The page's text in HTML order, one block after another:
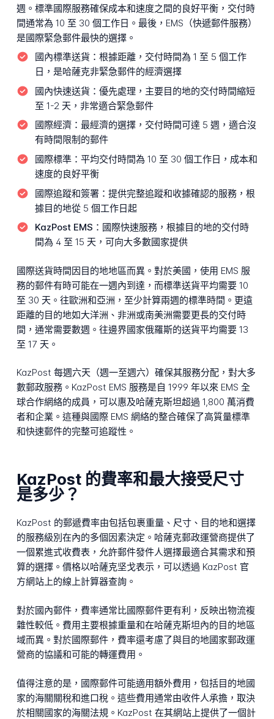
週。標準國際服務確保成本和速度之間的良好平衡，交付時
間通常為 10 至 30 個工作日。最後，EMS（快遞郵件服務）
是國際緊急郵件最快的選擇。
國內標準送貨： 根據距離，交付時間為 1 至 5 個工作
日，是哈薩克非緊急郵件的經濟選擇
國內快速送貨： 優先處理，主要目的地的交付時間縮短
至 1-2 天，非常適合緊急郵件
國際經濟： 最經濟的選擇，交付時間可達 5 週，適合沒
有時間限制的郵件
國際標準： 平均交付時間為 10 至 30 個工作日，成本和
速度的良好平衡
國際追蹤和簽署： 提供完整追蹤和收據確認的服務，根
據目的地從 5 個工作日起
KazPost EMS： 國際快速服務，根據目的地的交付時
間為 4 至 15 天，可向大多數國家提供
國際送貨時間因目的地地區而異。對於美國，使用 EMS 服
務的郵件有時可能在一週內到達，而標準送貨平均需要 10
至 30 天。往歐洲和亞洲，至少計算兩週的標準時間。更遠
距離的目的地如大洋洲、非洲或南美洲需要更長的交付時
間，通常需要數週。往邊界國家俄羅斯的送貨平均需要 13
至 17 天。
KazPost 每週六天（週一至週六）確保其服務分配，對大多
數郵政服務。KazPost EMS 服務是自 1999 年以來 EMS 全
球合作網絡的成員，可以惠及哈薩克斯坦超過 1,800 萬消費
者和企業。這種與國際 EMS 網絡的整合確保了高質量標準
和快速郵件的完整可追蹤性。
KazPost 的費率和最大接受尺寸
是多少？
KazPost 的郵遞費率由包括包裹重量、尺寸、目的地和選擇
的服務級別在內的多個因素決定。哈薩克郵政運營商提供了
一個累進式收費表，允許郵件發件人選擇最適合其需求和預
算的選擇。價格以哈薩克坚戈表示，可以透過 KazPost 官
方網站上的線上計算器查詢。
對於國內郵件，費率通常比國際郵件更有利，反映出物流複
雜性較低。費用主要根據重量和在哈薩克斯坦內的目的地區
域而異。對於國際郵件，費率還考慮了與目的地國家郵政運
營商的協議和可能的轉運費用。
值得注意的是，國際郵件可能適用額外費用，包括目的地國
家的海關關稅和進口稅。這些費用通常由收件人承擔，取決
於相關國家的海關法規。KazPost 在其網站上提供了一個計